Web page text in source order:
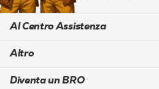
Al Centro Assistenza
Altro
Diventa un BRO